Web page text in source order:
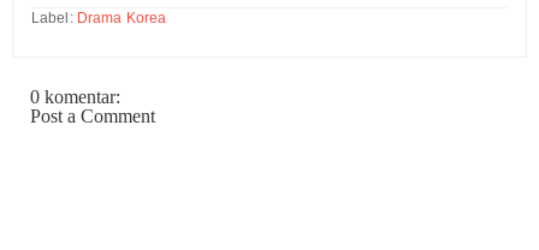
Label: Drama Korea
0 komentar:
Post a Comment